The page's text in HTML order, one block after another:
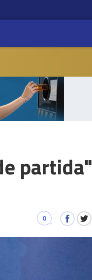
partida"
0